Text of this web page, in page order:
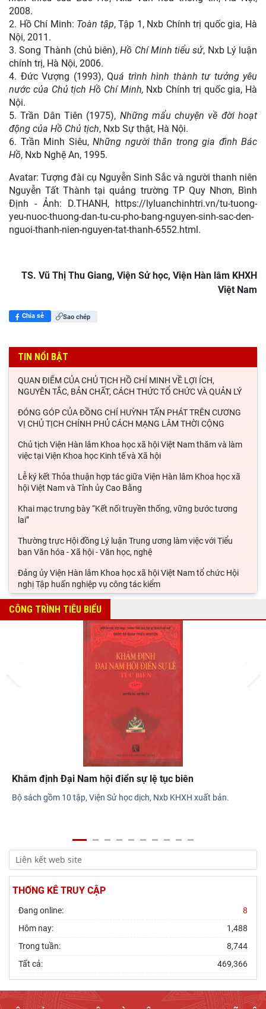
2008.
2. Hồ Chí Minh: Toàn tập, Tập 1, Nxb Chính trị quốc gia, Hà
Nội, 2011.
3. Song Thành (chủ biên),Hồ Chí Minh tiểu sử, Nxb Lý luận
chính trị, Hà Nội, 2006.
4. Đức Vượng (1993), Quá trình hình thành tư tưởng yêu
nước của Chủ tịch Hồ Chí Minh, Nxb Chính trị quốc gia, Hà
Nội.
5. Trần Dân Tiên (1975), Những mẩu chuyện về đời hoạt
động của Hồ Chủ tịch, Nxb Sự thật, Hà Nội.
6. Trần Minh Siêu, Những người thân trong gia đình Bác
Hồ, Nxb Nghệ An, 1995.
Avatar: Tượng đài cụ Nguyễn Sinh Sắc và người thanh niên
Nguyễn Tất Thành tại quảng trường TP Quy Nhơn, Bình
Định - Ảnh: D.THANH, https://lyluanchinhtri.vn/tu-tuong-
yeu-nuoc-thuong-dan-tu-cu-pho-bang-nguyen-sinh-sac-den-
nguoi-thanh-nien-nguyen-tat-thanh-6552.html.
TS. Vũ Thị Thu Giang, Viện Sử học, Viện Hàn lâm KHXH
Việt Nam
Chia sẻ Sao chép
TIN NỔI BẬT
QUAN ĐIỂM CỦA CHỦ TỊCH HỒ CHÍ MINH VỀ LỢI ÍCH,
NGUYÊN TẮC, BẢN CHẤT, CÁCH THỨC TỔ CHỨC VÀ QUẢN LÝ
ĐÓNG GÓP CỦA ĐỒNG CHÍ HUỲNH TẤN PHÁT TRÊN CƯƠNG
VỊ CHỦ TỊCH CHÍNH PHỦ CÁCH MẠNG LÂM THỜI CỘNG
Chủ tịch Viện Hàn lâm Khoa học xã hội Việt Nam thăm và làm
việc tại Viện Khoa học Kinh tế và Xã hội
Lễ ký kết Thỏa thuận hợp tác giữa Viện Hàn lâm Khoa học xã
hội Việt Nam và Tỉnh ủy Cao Bằng
Khai mạc trưng bày “Kết nối truyền thống, vững bước tương
lai”
Thường trực Hội đồng Lý luận Trung ương làm việc với Tiểu
ban Văn hóa - Xã hội - Văn học, nghệ
Đảng ủy Viện Hàn lâm Khoa học xã hội Việt Nam tổ chức Hội
nghị Tập huấn nghiệp vụ công tác kiểm
Viện Sử học tham gia Hội thảo khoa học quốc gia "Danh nhân
Hội thảo khoa học quốc gia “Danh nhân văn hóa Lê Quý Đôn -
Di sản và giá trị thời đại”
Rà soát công tác chuẩn bị Hội thảo khoa học quốc gia "Danh
nhân văn hóa Lê Quý Đôn - Di sản và giá
CÔNG TRÌNH TIÊU BIỂU
Đại Nam nhất thống chí
Đại Nam nhất thống chí đời Tự Đức là bộ sách địa lý học Việt Nam
Đại Thanh nhất thống chí của Trung Quốc mà chia ra các mục
THỐNG KÊ TRUY CẬP
Đang online:
8
Hôm nay:
1,488
Trong tuần:
8,744
Tất cả:
469,366